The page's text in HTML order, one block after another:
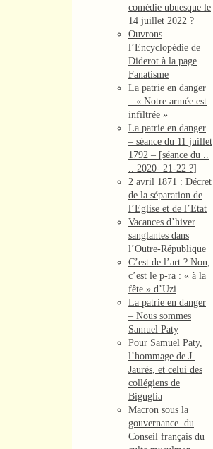
comédie ubuesque le
14 juillet 2022 ?
Ouvrons
l’Encyclopédie de
Diderot à la page
Fanatisme
La patrie en danger
– « Notre armée est
infiltrée »
La patrie en danger
– séance du 11 juillet
1792 – [séance du ..
.. 2020- 21-22 ?]
2 avril 1871 : Décret
de la séparation de
l’Eglise et de l’Etat
Vacances d’hiver
sanglantes dans
l’Outre-République
C’est de l’art ? Non,
c’est le p-ra : « à la
fête » d’Uzi
La patrie en danger
– Nous sommes
Samuel Paty
Pour Samuel Paty,
l’hommage de J.
Jaurès, et celui des
collégiens de
Biguglia
Macron sous la
gouvernance du
Conseil français du